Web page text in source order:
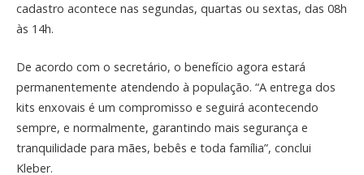
cadastro acontece nas segundas, quartas ou sextas, das 08h
às 14h.
De acordo com o secretário, o benefício agora estará
permanentemente atendendo à população. “A entrega dos
kits enxovais é um compromisso e seguirá acontecendo
sempre, e normalmente, garantindo mais segurança e
tranquilidade para mães, bebês e toda família”, conclui
Kleber.